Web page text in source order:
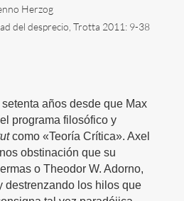
Herzog
del desprecio, Trotta 2011: 9-38
años desde que Max
programa filosófico y
como «Teoría Crítica». Axel
obstinación que su
o Theodor W. Adorno,
destrenzando los hilos que